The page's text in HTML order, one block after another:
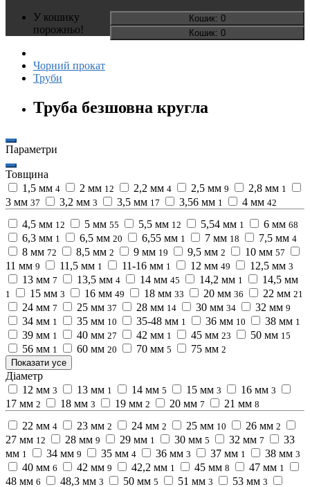
Кошик: 0
Кошик: 0
У кошику
порожньо!
Чорний прокат
Труби
Труба безшовна кругла
Параметри
Товщина
1,5 мм 4 2 мм 12 2,2 мм 4 2,5 мм 9 2,8 мм 1
3 мм 37 3,2 мм 3 3,5 мм 17 3,56 мм 1 4 мм 42
4,5 мм 12 5 мм 55 5,5 мм 12 5,54 мм 1 6 мм 68
6,3 мм 1 6,5 мм 20 6,55 мм 1 7 мм 18 7,5 мм 4
8 мм 72 8,5 мм 2 9 мм 19 9,5 мм 2 10 мм 57
11 мм 9 11,5 мм 1 11-16 мм 1 12 мм 49 12,5 мм 3
13 мм 7 13,5 мм 4 14 мм 45 14,2 мм 1 14,5 мм
1 15 мм 3 16 мм 49 18 мм 33 20 мм 36 22 мм 21
24 мм 7 25 мм 37 28 мм 14 30 мм 34 32 мм 9
34 мм 1 35 мм 10 35-48 мм 1 36 мм 10 38 мм 1
39 мм 1 40 мм 27 42 мм 1 45 мм 23 50 мм 15
56 мм 1 60 мм 20 70 мм 5 75 мм 2
Показати усе
Діаметр
12 мм 3 13 мм 1 14 мм 5 15 мм 3 16 мм 3
17 мм 2 18 мм 3 19 мм 2 20 мм 7 21 мм 8
22 мм 4 23 мм 2 24 мм 2 25 мм 10 26 мм 2
27 мм 12 28 мм 9 29 мм 1 30 мм 5 32 мм 7
33
мм 1 34 мм 9 35 мм 4 36 мм 3 37 мм 1 38 мм 3
40 мм 6 42 мм 9 42,2 мм 1 45 мм 8 47 мм 1
48 мм 6 48,3 мм 3 50 мм 5 51 мм 3 53 мм 3